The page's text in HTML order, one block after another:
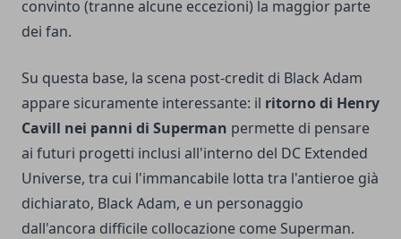
convinto (tranne alcune eccezioni) la maggior parte
dei fan.
Su questa base, la scena post-credit di Black Adam
appare sicuramente interessante: il ritorno di Henry
Cavill nei panni di Superman permette di pensare
ai futuri progetti inclusi all'interno del DC Extended
Universe, tra cui l'immancabile lotta tra l'antieroe già
dichiarato, Black Adam, e un personaggio
dall'ancora difficile collocazione come Superman.